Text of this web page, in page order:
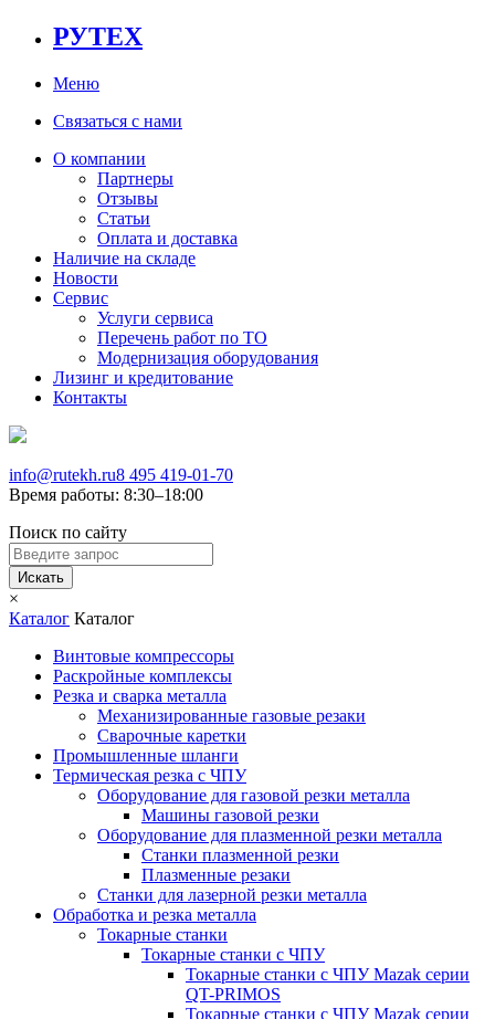
РУТЕХ
Меню
Связаться с нами
О компании
Партнеры
Отзывы
Статьи
Оплата и доставка
Наличие на складе
Новости
Сервис
Услуги сервиса
Перечень работ по ТО
Модернизация оборудования
Лизинг и кредитование
Контакты
info@rutekh.ru8 495 419-01-70
Время работы: 8:30–18:00
Поиск по сайту
Искать
×
Каталог Каталог
Винтовые компрессоры
Раскройные комплексы
Резка и сварка металла
Механизированные газовые резаки
Сварочные каретки
Промышленные шланги
Термическая резка с ЧПУ
Оборудование для газовой резки металла
Машины газовой резки
Оборудование для плазменной резки металла
Станки плазменной резки
Плазменные резаки
Станки для лазерной резки металла
Обработка и резка металла
Токарные станки
Токарные станки с ЧПУ
Токарные станки с ЧПУ Mazak серии
QT-PRIMOS
Токарные станки с ЧПУ Mazak серии